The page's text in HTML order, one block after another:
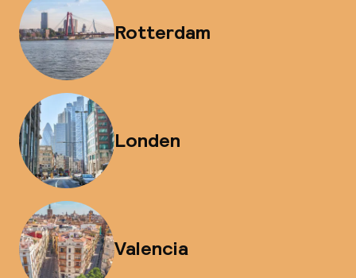
Rotterdam
Londen
Valencia